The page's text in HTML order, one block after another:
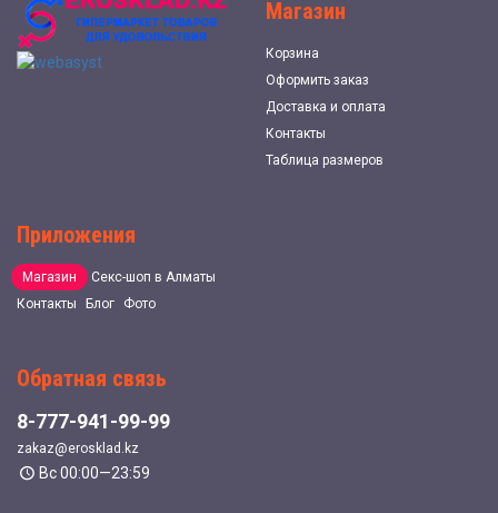
Магазин
Корзина
Оформить заказ
Доставка и оплата
Контакты
Таблица размеров
Приложения
Магазин
Секс-шоп в Алматы
Контакты
Блог Фото
Обратная связь
8-777-941-99-99
zakaz@erosklad.kz
Вс 00:00—23:59